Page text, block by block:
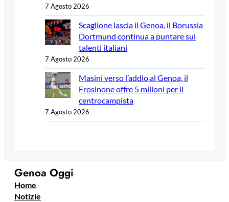
7 Agosto 2026
Scaglione lascia il Genoa, il Borussia
Dortmund continua a puntare sui
talenti italiani
7 Agosto 2026
Masini verso l’addio al Genoa, il
Frosinone offre 5 milioni per il
centrocampista
7 Agosto 2026
Genoa Oggi
Home
Notizie